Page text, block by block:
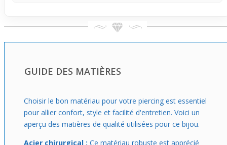
GUIDE DES MATIÈRES
Choisir le bon matériau pour votre piercing est essentiel
pour allier confort, style et facilité d'entretien. Voici un
aperçu des matières de qualité utilisées pour ce bijou.
Acier chirurgical : Ce matériau robuste est apprécié